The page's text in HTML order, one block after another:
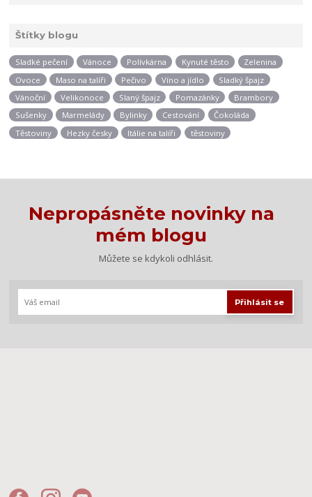
Štítky blogu
Sladké pečení Vánoce Polívkárna Kynuté těsto
Zelenina
Ovoce
Maso na talíři Pečivo Víno a jídlo
Sladký špajz
Vánoční
Velikonoce Slaný špajz Pomazánky
Brambory
Sušenky
Marmelády Bylinky Cestování
Čokoláda
Těstoviny
Hezky česky Itálie na talíři těstoviny
Nepropásněte novinky na
mém blogu
Můžete se kdykoli odhlásit.
Přihlásit se